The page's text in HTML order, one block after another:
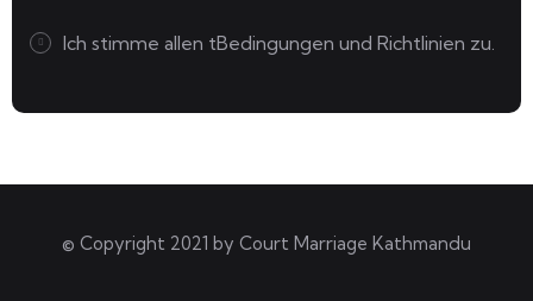
Ich stimme allen tBedingungen und Richtlinien zu.
© Copyright 2021 by Court Marriage Kathmandu